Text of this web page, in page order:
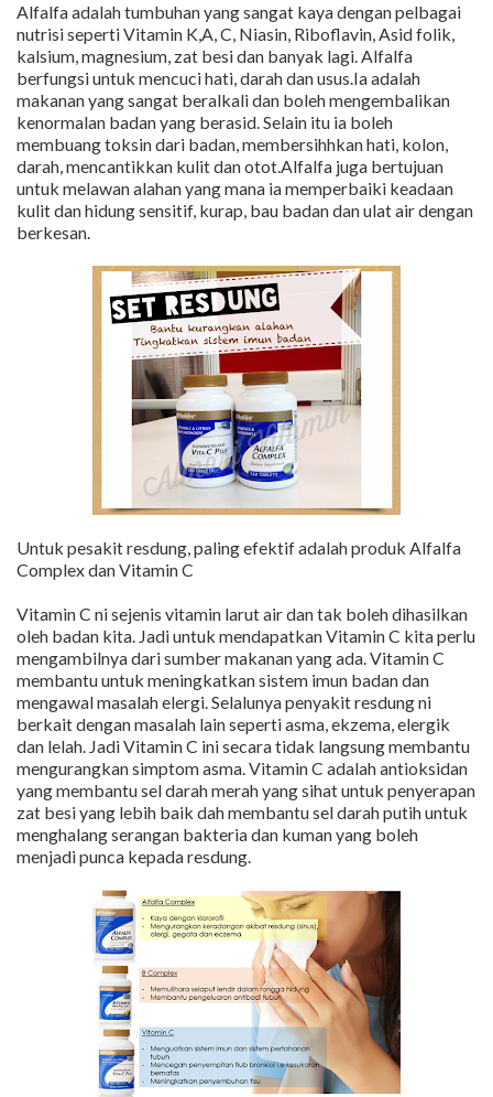
Alfalfa adalah tumbuhan yang sangat kaya dengan pelbagai
nutrisi seperti Vitamin K,A, C, Niasin, Riboflavin, Asid folik,
kalsium, magnesium, zat besi dan banyak lagi. Alfalfa
berfungsi untuk mencuci hati, darah dan usus.Ia adalah
makanan yang sangat beralkali dan boleh mengembalikan
kenormalan badan yang berasid. Selain itu ia boleh
membuang toksin dari badan, membersihhkan hati, kolon,
darah, mencantikkan kulit dan otot.Alfalfa juga bertujuan
untuk melawan alahan yang mana ia memperbaiki keadaan
kulit dan hidung sensitif, kurap, bau badan dan ulat air dengan
berkesan.
Untuk pesakit resdung, paling efektif adalah produk Alfalfa
Complex dan Vitamin C
Vitamin C ni sejenis vitamin larut air dan tak boleh dihasilkan
oleh badan kita. Jadi untuk mendapatkan Vitamin C kita perlu
mengambilnya dari sumber makanan yang ada. Vitamin C
membantu untuk meningkatkan sistem imun badan dan
mengawal masalah elergi. Selalunya penyakit resdung ni
berkait dengan masalah lain seperti asma, ekzema, elergik
dan lelah. Jadi Vitamin C ini secara tidak langsung membantu
mengurangkan simptom asma. Vitamin C adalah antioksidan
yang membantu sel darah merah yang sihat untuk penyerapan
zat besi yang lebih baik dah membantu sel darah putih untuk
menghalang serangan bakteria dan kuman yang boleh
menjadi punca kepada resdung.